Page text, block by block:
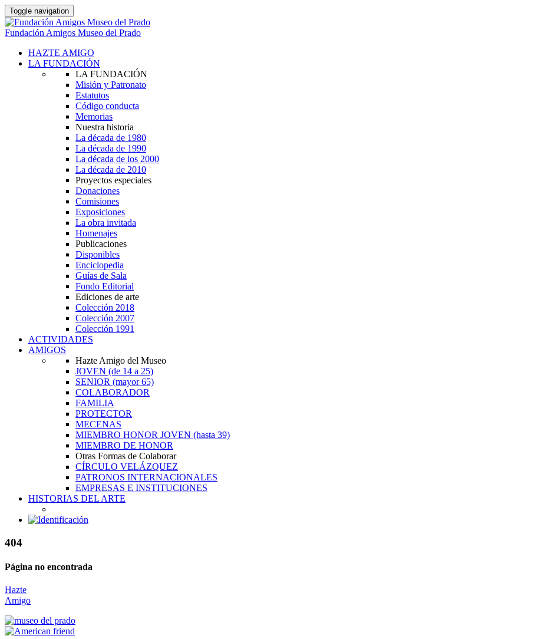
Toggle navigation
Fundación Amigos Museo del Prado
HAZTE AMIGO
LA FUNDACIÓN
LA FUNDACIÓN
Misión y Patronato
Estatutos
Código conducta
Memorias
Nuestra historia
La década de 1980
La década de 1990
La década de los 2000
La década de 2010
Proyectos especiales
Donaciones
Comisiones
Exposiciones
La obra invitada
Homenajes
Publicaciones
Disponibles
Enciclopedia
Guías de Sala
Fondo Editorial
Ediciones de arte
Colección 2018
Colección 2007
Colección 1991
ACTIVIDADES
AMIGOS
Hazte Amigo del Museo
JOVEN (de 14 a 25)
SENIOR (mayor 65)
COLABORADOR
FAMILIA
PROTECTOR
MECENAS
MIEMBRO HONOR JOVEN (hasta 39)
MIEMBRO DE HONOR
Otras Formas de Colaborar
CÍRCULO VELÁZQUEZ
PATRONOS INTERNACIONALES
EMPRESAS E INSTITUCIONES
HISTORIAS DEL ARTE
404
Página no encontrada
Hazte
Amigo